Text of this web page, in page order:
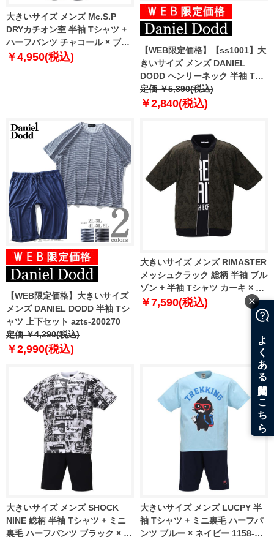
大きいサイズ メンズ Mc.S.P
DRYカチオン杢 半袖 Tシャツ +
ハーフパンツ チャコール × ブラ
ック 1256-1210-2 3L 4L 5L 6L
￥4,950(税込)
【WEB限定価格】【ss1001】大
きいサイズ メンズ DANIEL
DODD ヘンリーネック 半袖 Tシ
ャツ 上下セット azts-219001
定価 ￥5,390(税込)
￥2,840(税込)
【WEB限定価格】大きいサイズ
メンズ DANIEL DODD 半袖 Tシ
ャツ 上下セット azts-200270
定価 ￥4,290(税込)
￥2,990(税込)
大きいサイズ メンズ RIMASTER
メッシュクラック 総柄 半袖 ブル
ゾン + 半袖 Tシャツ カーキ × ブ
ラック 1258-0252-2 3L 4L 5L
￥7,590(税込)
大きいサイズ メンズ SHOCK
NINE 総柄 半袖 Tシャツ + ミニ
裏毛 ハーフパンツ ブラック × ブ
大きいサイズ メンズ LUCPY 半
袖 Tシャツ + ミニ裏毛 ハーフパ
ンツ ブルー × ネイビー 1158-